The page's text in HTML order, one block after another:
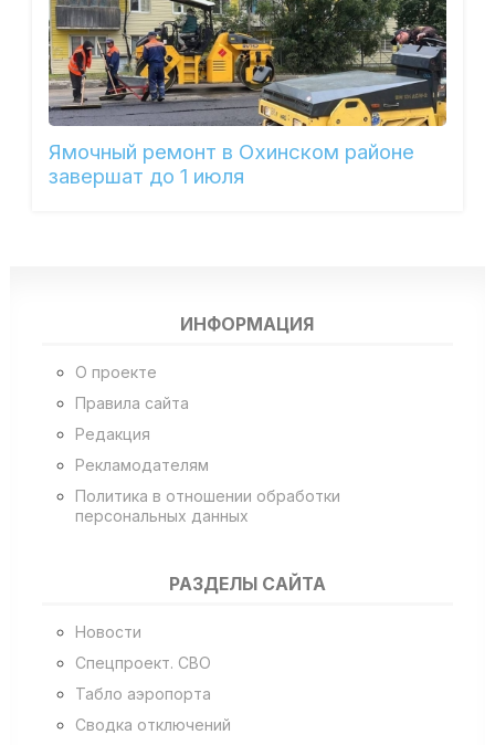
Ямочный ремонт в Охинском районе
завершат до 1 июля
ИНФОРМАЦИЯ
О проекте
Правила сайта
Редакция
Рекламодателям
Политика в отношении обработки
персональных данных
РАЗДЕЛЫ САЙТА
Новости
Спецпроект. СВО
Табло аэропорта
Сводка отключений